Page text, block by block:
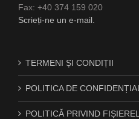
Fax: +40 374 159 020
Scrieți-ne un e-mail.
TERMENI ȘI CONDIȚII
POLITICA DE
POLITICĂ PRIVIND